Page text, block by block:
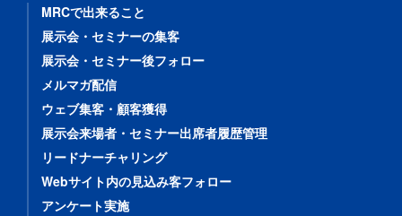
MRCで出来ること
展示会・セミナーの集客
展示会・セミナー後フォロー
メルマガ配信
ウェブ集客・顧客獲得
展示会来場者・セミナー出席者履歴管理
リードナーチャリング
Webサイト内の見込み客フォロー
アンケート実施